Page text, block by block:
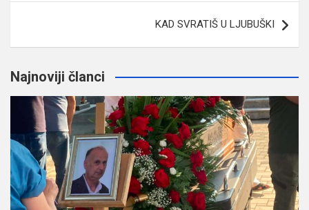
KAD SVRATIŠ U LJUBUŠKI
Najnoviji članci